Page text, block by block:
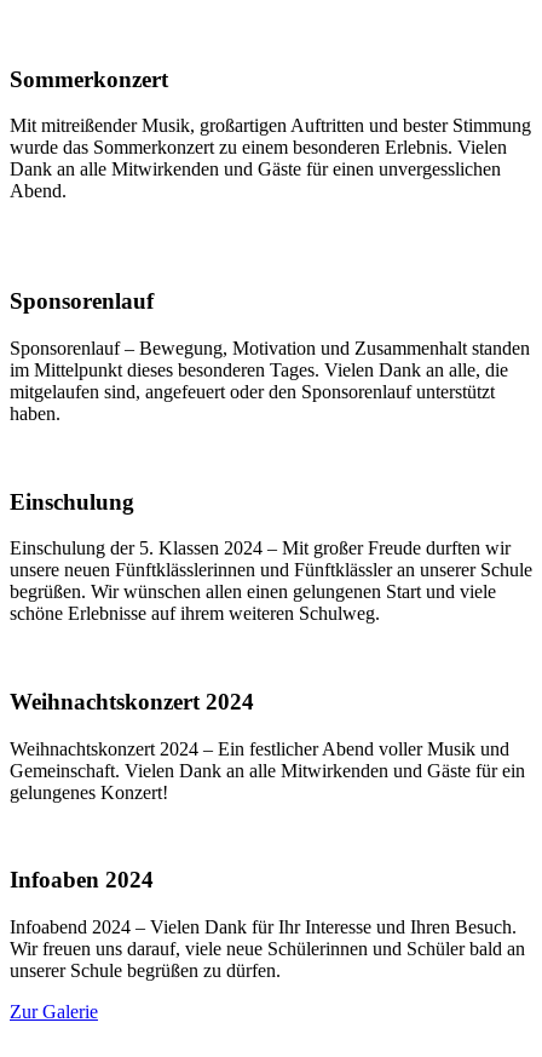
Sommerkonzert
Mit mitreißender Musik, großartigen Auftritten und bester Stimmung
wurde das Sommerkonzert zu einem besonderen Erlebnis. Vielen
Dank an alle Mitwirkenden und Gäste für einen unvergesslichen
Abend.
Sponsorenlauf
Sponsorenlauf – Bewegung, Motivation und Zusammenhalt standen
im Mittelpunkt dieses besonderen Tages. Vielen Dank an alle, die
mitgelaufen sind, angefeuert oder den Sponsorenlauf unterstützt
haben.
Einschulung
Einschulung der 5. Klassen 2024 – Mit großer Freude durften wir
unsere neuen Fünftklässlerinnen und Fünftklässler an unserer Schule
begrüßen. Wir wünschen allen einen gelungenen Start und viele
schöne Erlebnisse auf ihrem weiteren Schulweg.
Weihnachtskonzert 2024
Weihnachtskonzert 2024 – Ein festlicher Abend voller Musik und
Gemeinschaft. Vielen Dank an alle Mitwirkenden und Gäste für ein
gelungenes Konzert!
Infoaben 2024
Infoabend 2024 – Vielen Dank für Ihr Interesse und Ihren Besuch.
Wir freuen uns darauf, viele neue Schülerinnen und Schüler bald an
unserer Schule begrüßen zu dürfen.
Zur Galerie